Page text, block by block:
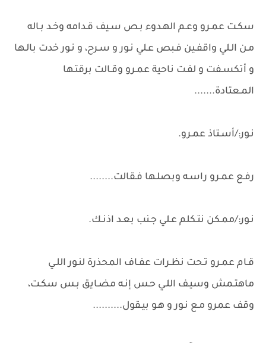
سكـت عمـرو وعـم الهـدوء بـص سـيف قـدامه وخـد بـاله
مـن الـلي واقفـين فـبص عـلي نـور و سـرح، و نـور خدت بالـها
و أتكسـفت و لفـت ناحية عمـرو وقـالت برقتـها
المـعتادة.......
نـور:/أسـتاذ عمـرو.
رفـع عمـرو راسـه وبصلـها فـقالت........
نـور:/ممـكن نتـكلم عـلي جـنب بعـد اذنـك.
قـام عمـرو تـحت نظـرات عفـاف المحذرة لنـور اللـي
ماهتـمش وسيـف اللـي حـس إنـه مضـايق بـس سكـت،
وقف عمرو مـع نـور و هـو بيـقول..........